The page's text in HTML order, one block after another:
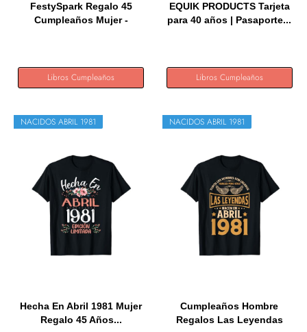
FestySpark Regalo 45
Cumpleaños Mujer -
Libros Cumpleaños
EQUIK PRODUCTS Tarjeta
para 40 años | Pasaporte...
Libros Cumpleaños
NACIDOS ABRIL 1981
Hecha En Abril 1981 Mujer
Regalo 45 Años...
NACIDOS ABRIL 1981
Cumpleaños Hombre
Regalos Las Leyendas